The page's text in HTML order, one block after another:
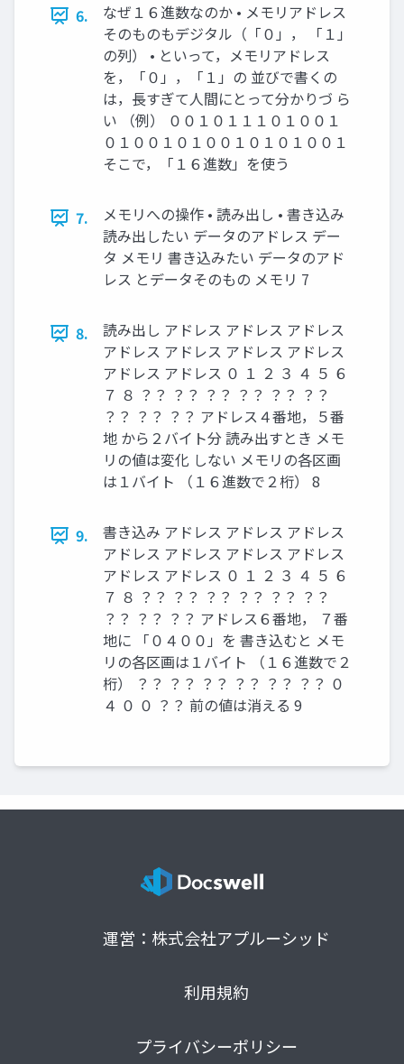
6.
なぜ１６進数なのか • メモリアドレス
そのものもデジタル（「０」， 「１」
の列） • といって，メモリアドレス
を，「０」，「１」の 並びで書くの
は，長すぎて人間にとって分かりづ ら
い （例） ００１０１１１０１００１
０１００１０１００１０１０１００１
そこで，「１６進数」を使う
7.
メモリへの操作 • 読み出し • 書き込み
読み出したい データのアドレス デー
タ メモリ 書き込みたい データのアド
レス とデータそのもの メモリ 7
8.
読み出し アドレス アドレス アドレス
アドレス アドレス アドレス アドレス
アドレス アドレス ０ １ ２ ３ ４ ５ ６
７ ８ ？？ ？？ ？？ ？？ ？？ ？？
？？ ？？ ？？ アドレス４番地，５番
地 から２バイト分 読み出すとき メモ
リの値は変化 しない メモリの各区画
は１バイト （１６進数で２桁） 8
9.
書き込み アドレス アドレス アドレス
アドレス アドレス アドレス アドレス
アドレス アドレス ０ １ ２ ３ ４ ５ ６
７ ８ ？？ ？？ ？？ ？？ ？？ ？？
？？ ？？ ？？ アドレス６番地， ７番
地に 「０４００」を 書き込むと メモ
リの各区画は１バイト （１６進数で２
桁） ？？ ？？ ？？ ？？ ？？ ？？ ０
４ ０ ０ ？？ 前の値は消える 9
運営：株式会社アプルーシッド
利用規約
プライバシーポリシー